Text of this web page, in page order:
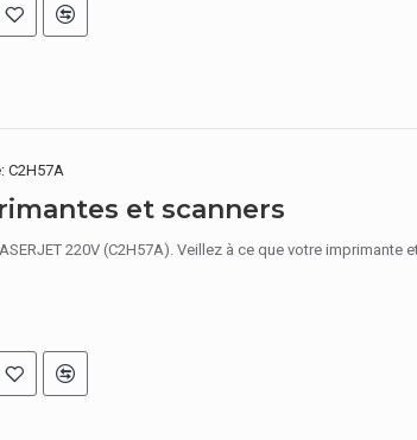
C2H57A
et scanners
220V (C2H57A). Veillez à ce que votre imprimante